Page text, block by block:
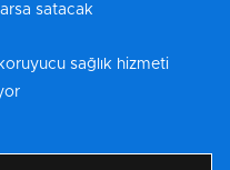
satacak
sağlık hizmeti